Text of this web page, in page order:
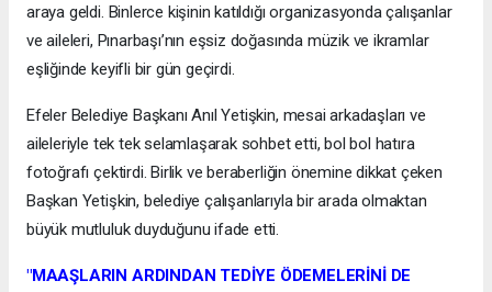
araya geldi. Binlerce kişinin katıldığı organizasyonda çalışanlar
ve aileleri, Pınarbaşı’nın eşsiz doğasında müzik ve ikramlar
eşliğinde keyifli bir gün geçirdi.
Efeler Belediye Başkanı Anıl Yetişkin, mesai arkadaşları ve
aileleriyle tek tek selamlaşarak sohbet etti, bol bol hatıra
fotoğrafı çektirdi. Birlik ve beraberliğin önemine dikkat çeken
Başkan Yetişkin, belediye çalışanlarıyla bir arada olmaktan
büyük mutluluk duyduğunu ifade etti.
"MAAŞLARIN ARDINDAN TEDİYE ÖDEMELERİNİ DE